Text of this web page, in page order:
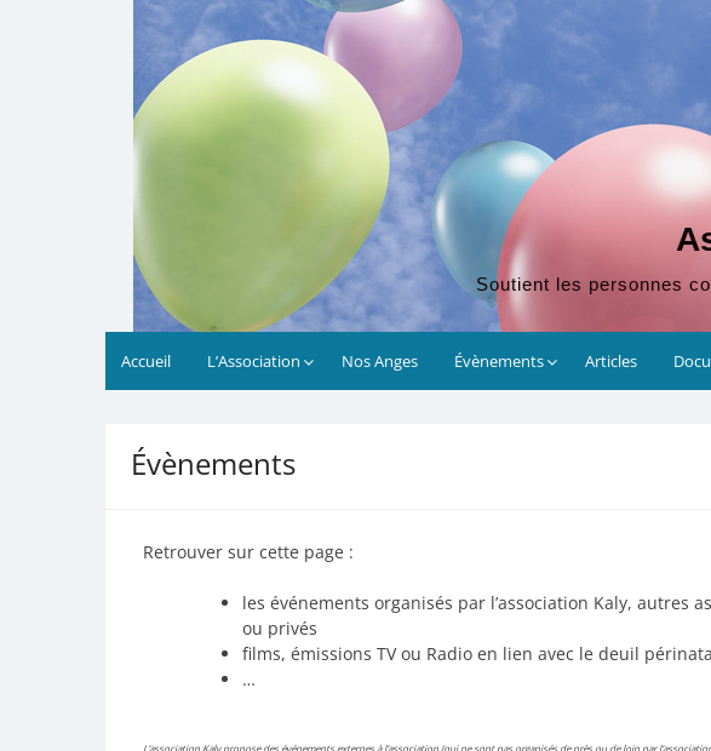
Soutient les personnes
Accueil L’Association Nos Anges Évènements Articles
Évènements
Retrouver sur cette page :
les événements organisés par l’association Kaly, autres
ou privés
films, émissions TV ou Radio en lien avec le deuil
…
L’association Kaly propose des événements externes à l’association (qui ne sont pas organisés de près ou de loin par
00:00
04:00